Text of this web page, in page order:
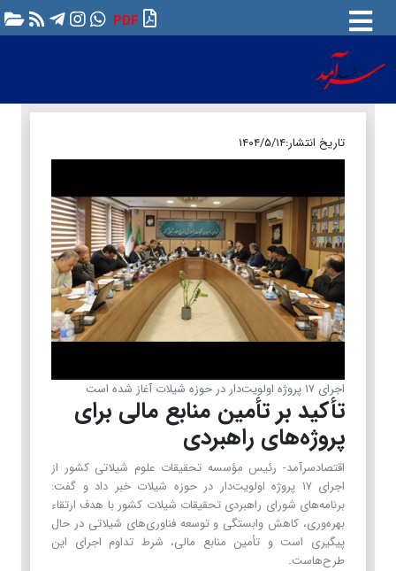
PDF
تاریخ انتشار:۱۴۰۴/۵/۱۴
اجرای ۱۷ پروژه اولویت‌دار در حوزه شیلات آغاز شده است
تأکید بر تأمین منابع مالی برای
پروژه‌های راهبردی
اقتصادسرآمد- رئیس مؤسسه تحقیقات علوم شیلاتی کشور از
اجرای ۱۷ پروژه اولویت‌دار در حوزه شیلات خبر داد و گفت:
برنامه‌های شورای راهبردی تحقیقات شیلات کشور با هدف ارتقاء
بهره‌وری، کاهش وابستگی و توسعه فناوری‌های شیلاتی در حال
پیگیری است و تأمین منابع مالی، شرط تداوم اجرای این
طرح‌هاست.